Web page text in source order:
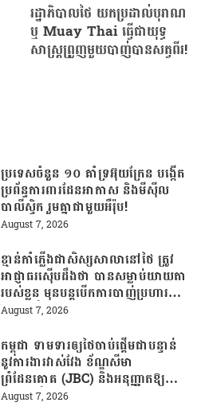
រដ្ឋាភិបាលថៃ យកប្រដាល់បុរាណ
ឬ Muay Thai ធ្វើជាយុទ្ធ
សាស្ត្រព្រួញមួយបាញ់បានសត្វពីរ!
ប្រទេសចំនួន ១០ គាំទ្រអ៊ុយក្រែន បង្កើត
ប្រព័ន្ធការពារដែនអាកាស និងមីស៊ីល
បាលីស្ទិក រួមគ្នាជាមួយអឺរ៉ុប!
August 7, 2026
ខ្មាន់កាំភ្លើងជាសិស្សសាលានៅថៃ ត្រូវ
អាជ្ញាធរស៊ើបដឹងថា បានសម្លាប់យាយតា
របស់ខ្លួន មុនបន្តបើកការបាញ់ប្រហារនៅ
សាលារៀន
August 7, 2026
កម្ពុជា ទាមទារឲ្យថៃចាប់ផ្តើមជាបន្ទាន់
នូវការងារវាស់វែង ខ័ណ្ឌសីមា
ព្រំដែនគោគ (JBC) និងអនុញ្ញាតឱ្យ
ពលរដ្ឋភៀសសឹកវិលទៅលំនៅឋានវិញ
August 7, 2026